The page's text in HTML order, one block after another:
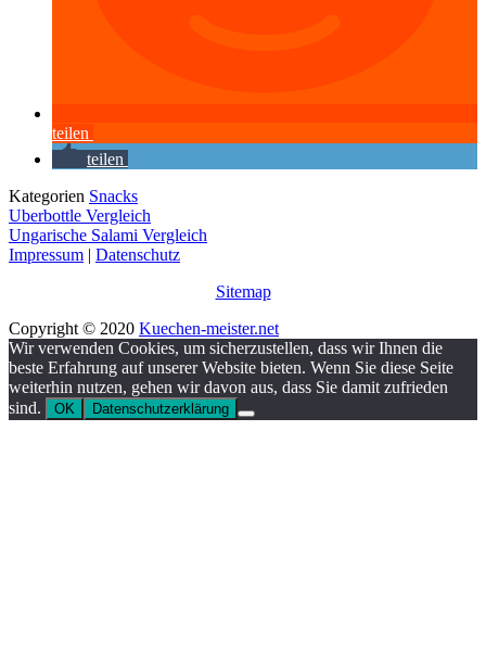
teilen
teilen
Kategorien Snacks
Uberbottle Vergleich
Ungarische Salami Vergleich
Impressum | Datenschutz
Sitemap
Copyright © 2020 Kuechen-meister.net
Wir verwenden Cookies, um sicherzustellen, dass wir Ihnen die
beste Erfahrung auf unserer Website bieten. Wenn Sie diese Seite
weiterhin nutzen, gehen wir davon aus, dass Sie damit zufrieden
sind.
OK Datenschutzerklärung